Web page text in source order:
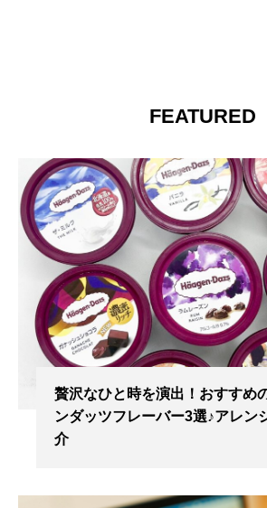
FEATURED
贅沢なひと時を演出！おすすめ
ンダッツフレーバー3選♪アレン
介